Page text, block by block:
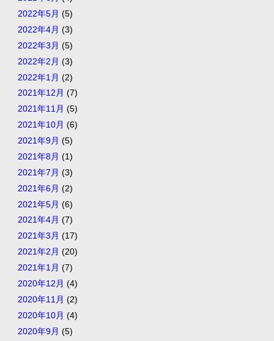
2022年5月 (5)
2022年4月 (3)
2022年3月 (5)
2022年2月 (3)
2022年1月 (2)
2021年12月 (7)
2021年11月 (5)
2021年10月 (6)
2021年9月 (5)
2021年8月 (1)
2021年7月 (3)
2021年6月 (2)
2021年5月 (6)
2021年4月 (7)
2021年3月 (17)
2021年2月 (20)
2021年1月 (7)
2020年12月 (4)
2020年11月 (2)
2020年10月 (4)
2020年9月 (5)